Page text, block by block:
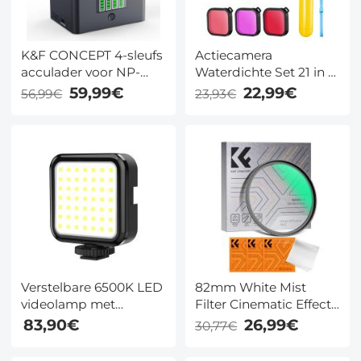
K&F CONCEPT 4-sleufs
acculader voor NP-
FZ100 & LP-E6NH
accu's, 40W USB-C
FX30, FX3, A6700,
A6600, EOS R5 R6 R7
5D 6D 7D Mark II
camera's
56,99€ 59,99€
Actiecamera
Waterdichte Set 21 in 1
voor GOPRO Hero
9/10/11/12
23,93€ 22,99€
Verstelbare 6500K LED
videolamp met
drietraps helderheid
met zuignap,
83,90€
82mm White Mist
Filter Cinematic Effect
Filter met 18
Meerlaagse Coatings
30,77€ 26,99€